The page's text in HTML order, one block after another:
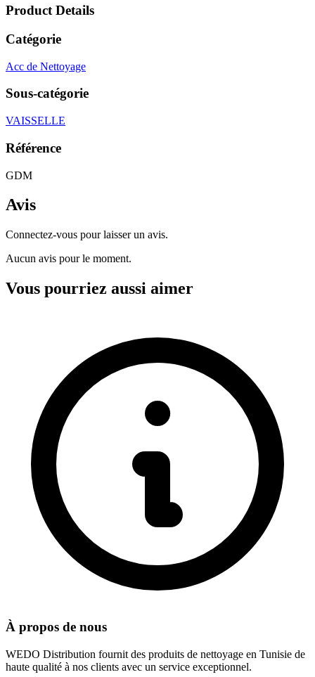
Product Details
Catégorie
Acc de Nettoyage
Sous-catégorie
VAISSELLE
Référence
GDM
Avis
Connectez-vous pour laisser un avis.
Aucun avis pour le moment.
Vous pourriez aussi aimer
À propos de nous
WEDO Distribution fournit des produits de nettoyage en Tunisie de
haute qualité à nos clients avec un service exceptionnel.